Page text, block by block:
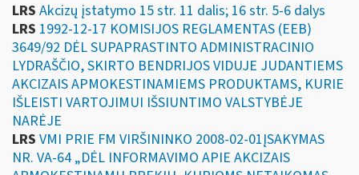
LRS Akcizų įstatymo 15 str. 11 dalis; 16 str. 5-6 dalys
LRS 1992-12-17 KOMISIJOS REGLAMENTAS (EEB)
3649/92 DĖL SUPAPRASTINTO ADMINISTRACINIO
LYDRAŠČIO, SKIRTO BENDRIJOS VIDUJE JUDANTIEMS
AKCIZAIS APMOKESTINAMIEMS PRODUKTAMS, KURIE
IŠLEISTI VARTOJIMUI IŠSIUNTIMO VALSTYBĖJE
NARĖJE
LRS VMI PRIE FM VIRŠININKO 2008-02-01ĮSAKYMAS
NR. VA-64 „DĖL INFORMAVIMO APIE AKCIZAIS